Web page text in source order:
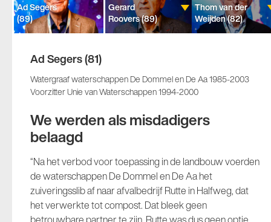
Ad Segers
(89)
Gerard
Roovers (89)
Thom van der
Weijden (82)
Ad Segers (81)
Watergraaf waterschappen De Dommel en De Aa 1985-2003
Voorzitter Unie van Waterschappen 1994-2000
We werden als misdadigers
belaagd
“Na het verbod voor toepassing in de landbouw voerden
de waterschappen De Dommel en De Aa het
zuiveringsslib af naar afvalbedrijf Rutte in Halfweg, dat
het verwerkte tot compost. Dat bleek geen